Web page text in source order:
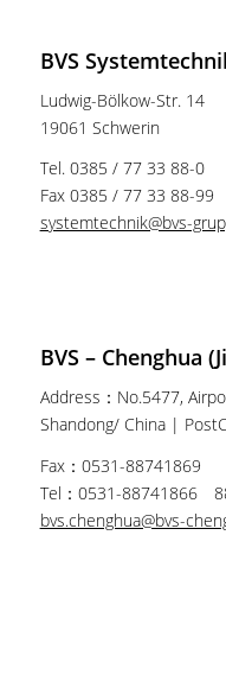
BVS
Ludwig-Bölkow-Str. 14
19061 Schwerin
Tel. 0385 / 77 33 88-0
Fax 0385 / 77 33 88-99
systemtechnik@bvs-
BVS – Chenghua
Address：No.5477,
Shandong/ China |
Fax：0531-88741869
Tel：0531-88741866
bvs.chenghua@bvs-